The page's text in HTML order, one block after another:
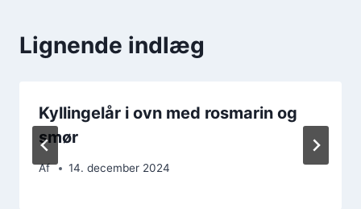
Lignende indlæg
Kyllingelår i ovn med rosmarin og
smør
Af 14. december 2024